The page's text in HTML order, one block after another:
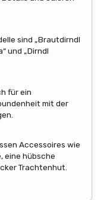
sind „Brautdirndl
und „Dirndl
für ein
mit der
Accessoires wie
eine hübsche
Trachtenhut.